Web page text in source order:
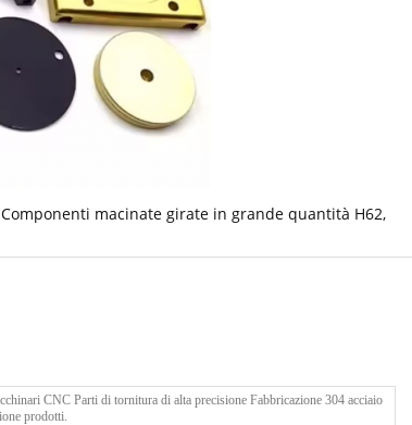
Componenti macinate girate in grande quantità H62,